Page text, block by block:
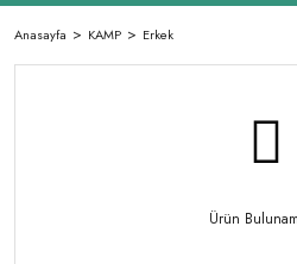
Anasayfa KAMP Erkek
Ürün